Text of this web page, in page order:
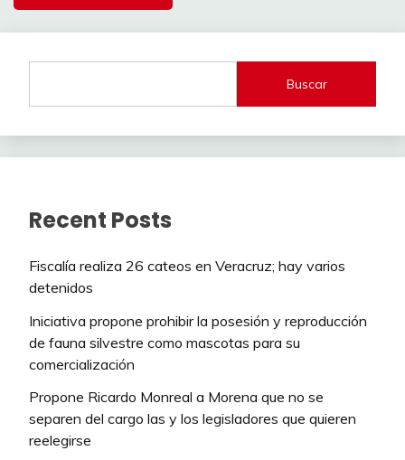
Buscar
Recent Posts
Fiscalía realiza 26 cateos en Veracruz; hay varios
detenidos
Iniciativa propone prohibir la posesión y reproducción
de fauna silvestre como mascotas para su
comercialización
Propone Ricardo Monreal a Morena que no se
separen del cargo las y los legisladores que quieren
reelegirse